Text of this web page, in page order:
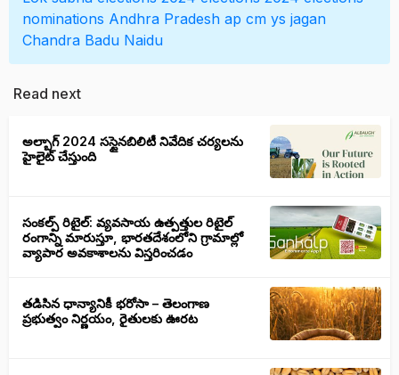
nominations Andhra Pradesh ap cm ys jagan
Chandra Badu Naidu
Read next
అల్బాగ్ 2024 సస్టైనబిలిటీ నివేదిక చర్యలను
హైలైట్ చేస్తుంది
సంకల్ప్ రిటైల్: వ్యవసాయ ఉత్పత్తుల రిటైల్
రంగాన్ని మారుస్తూ, భారతదేశంలోని గ్రామాల్లో
వ్యాపార అవకాశాలను విస్తరించడం
తడిసిన ధాన్యానికీ భరోసా – తెలంగాణ
ప్రభుత్వం నిర్ణయం, రైతులకు ఊరట